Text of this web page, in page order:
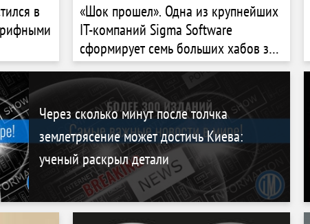
в
«Шок прошел». Одна из крупнейших
IT-компаний Sigma Software
сформирует семь больших хабов за
границей. Как трансформируется
компания? Блиц-интервью с новой
CEO
Через сколько минут после толчка
землетрясение может достичь Киева:
ученый раскрыл детали